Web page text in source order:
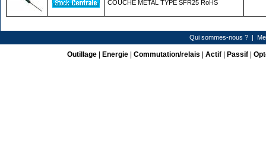
COUCHE METAL TYPE SFR25 RoHS
Qui sommes-nous ? |
Outillage| Energie| Commutation/relais Actif| Passif|